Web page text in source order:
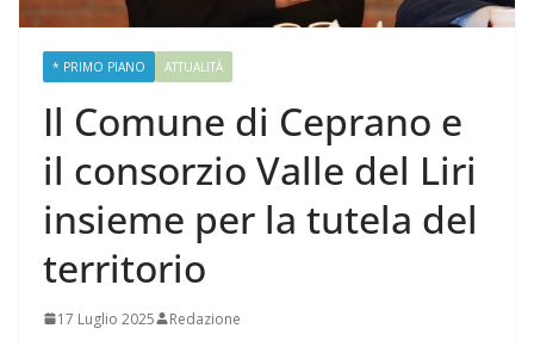
* PRIMO PIANO ATTUALITÀ
Il Comune di Ceprano e
il consorzio Valle del Liri
insieme per la tutela del
territorio
17 Luglio 2025 Redazione